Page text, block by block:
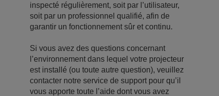
inspecté régulièrement, soit par l’utilisateur,
soit par un professionnel qualifié, afin de
garantir un fonctionnement sûr et continu.
Si vous avez des questions concernant
l’environnement dans lequel votre projecteur
est installé (ou toute autre question), veuillez
contacter notre service de support pour qu’il
vous apporte toute l’aide dont vous avez